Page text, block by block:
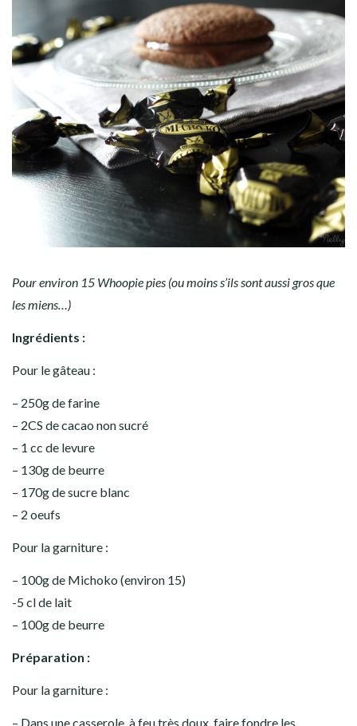
Pour environ 15 Whoopie pies (ou moins s’ils sont aussi gros que
les miens…)
Ingrédients :
Pour le gâteau :
– 250g de farine
– 2CS de cacao non sucré
– 1 cc de levure
– 130g de beurre
– 170g de sucre blanc
– 2 oeufs
Pour la garniture :
– 100g de Michoko (environ 15)
-5 cl de lait
– 100g de beurre
Préparation :
Pour la garniture :
– Dans une casserole, à feu très doux, faire fondre les